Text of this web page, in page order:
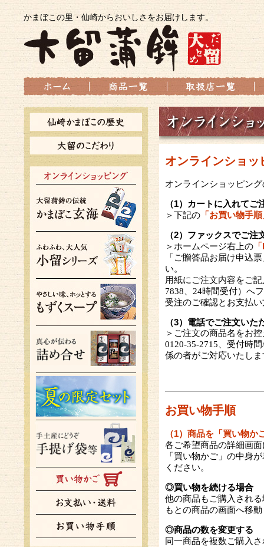
かまぼこの里・仙崎からおいしさをお届けします。
オンラインショッ
オンラインショッピン
（1）カートに入れてご
＞下記の 「お買い物手
（2）ファックスでご注
＞ホームページ右上の
「ご贈答品お届け申込
い。
用紙にご注文内容をご
7838、24時間受付）へ
受注のご確認とお支払
（3）電話でご注文いた
＞ご注文の商品名をお
0120-35-2715、受付時
係の者がご対応いたしま
お買い物手順
（1）商品を「買い物か
各ご希望商品の詳細画面
「買い物かご」の中身
ください。
◎買い物を続ける場合
他の商品もご購入され
もとの商品の画面へ移
◎商品の数を変更する
同一商品を複数ご購入